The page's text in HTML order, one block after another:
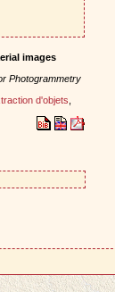
images
Photogrammetry
d'objets